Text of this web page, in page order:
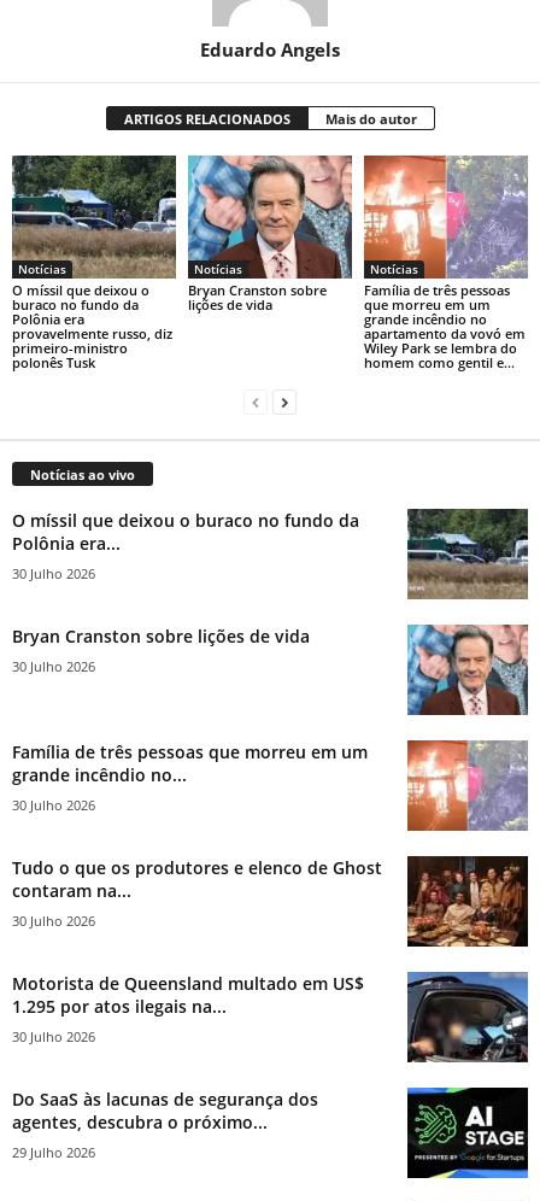
Eduardo Angels
ARTIGOS RELACIONADOS Mais do autor
Notícias
O míssil que deixou o
buraco no fundo da
Polônia era
provavelmente russo, diz
primeiro-ministro
polonês Tusk
Notícias
Bryan Cranston sobre
lições de vida
Notícias
Família de três pessoas
que morreu em um
grande incêndio no
apartamento da vovó em
Wiley Park se lembra do
homem como gentil e...
Notícias ao vivo
O míssil que deixou o buraco no fundo da
Polônia era...
30 Julho 2026
Bryan Cranston sobre lições de vida
30 Julho 2026
Família de três pessoas que morreu em um
grande incêndio no...
30 Julho 2026
Tudo o que os produtores e elenco de Ghost
contaram na...
30 Julho 2026
Motorista de Queensland multado em US$
1.295 por atos ilegais na...
30 Julho 2026
Do SaaS às lacunas de segurança dos
agentes, descubra o próximo...
29 Julho 2026